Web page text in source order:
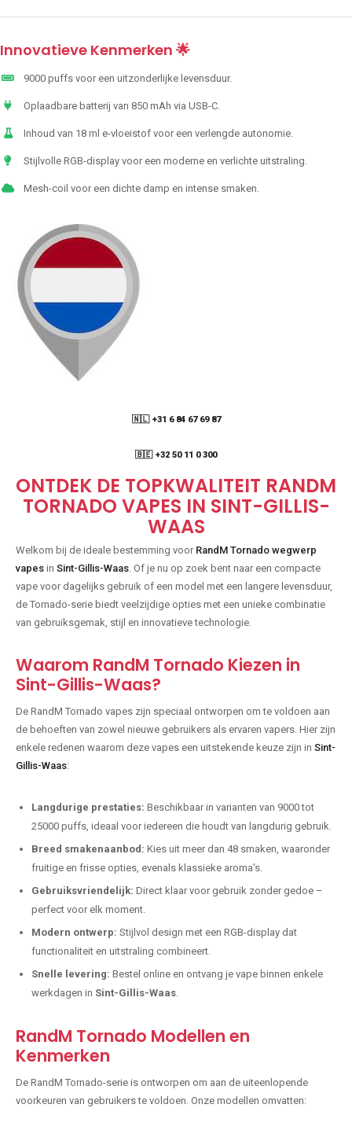
Innovatieve Kenmerken 🌟
9000 puffs voor een uitzonderlijke levensduur.
Oplaadbare batterij van 850 mAh via USB-C.
Inhoud van 18 ml e-vloeistof voor een verlengde autonomie.
Stijlvolle RGB-display voor een moderne en verlichte uitstraling.
Mesh-coil voor een dichte damp en intense smaken.
🇳🇱 +31 6 84 67 69 87
🇧🇪 +32 50 11 0 300
ONTDEK DE TOPKWALITEIT RANDM
TORNADO VAPES IN SINT-GILLIS-
WAAS
Welkom bij de ideale bestemming voor RandM Tornado wegwerp
vapes in Sint-Gillis-Waas . Of je nu op zoek bent naar een compacte
vape voor dagelijks gebruik of een model met een langere levensduur,
de Tornado-serie biedt veelzijdige opties met een unieke combinatie
van gebruiksgemak, stijl en innovatieve technologie.
Waarom RandM Tornado Kiezen in
Sint-Gillis-Waas?
De RandM Tornado vapes zijn speciaal ontworpen om te voldoen aan
de behoeften van zowel nieuwe gebruikers als ervaren vapers. Hier zijn
enkele redenen waarom deze vapes een uitstekende keuze zijn in Sint-
Gillis-Waas:
Langdurige prestaties: Beschikbaar in varianten van 9000 tot
25000 puffs, ideaal voor iedereen die houdt van langdurig gebruik.
Breed smakenaanbod: Kies uit meer dan 48 smaken, waaronder
fruitige en frisse opties, evenals klassieke aroma's.
Gebruiksvriendelijk: Direct klaar voor gebruik zonder gedoe –
perfect voor elk moment.
Modern ontwerp: Stijlvol design met een RGB-display dat
functionaliteit en uitstraling combineert.
Snelle levering: Bestel online en ontvang je vape binnen enkele
werkdagen in Sint-Gillis-Waas
RandM Tornado Modellen en
Kenmerken
De RandM Tornado-serie is ontworpen om aan de uiteenlopende
voorkeuren van gebruikers te voldoen. Onze modellen omvatten: